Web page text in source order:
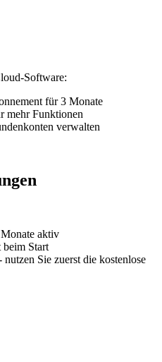
Software:
für 3 Monate
mehr Funktionen
verwalten
aktiv
beim Start
Sie zuerst die kostenlose